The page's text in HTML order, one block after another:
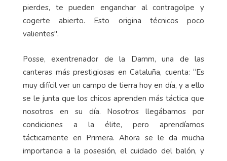
pierdes, te pueden enganchar al contragolpe y
cogerte abierto. Esto origina técnicos poco
valientes".
Posse, exentrenador de la Damm, una de las
canteras más prestigiosas en Cataluña, cuenta: “Es
muy difícil ver un campo de tierra hoy en día, y a ello
se le junta que los chicos aprenden más táctica que
nosotros en su día. Nosotros llegábamos por
condiciones a la élite, pero aprendíamos
tácticamente en Primera. Ahora se le da mucha
importancia a la posesión, el cuidado del balón, y